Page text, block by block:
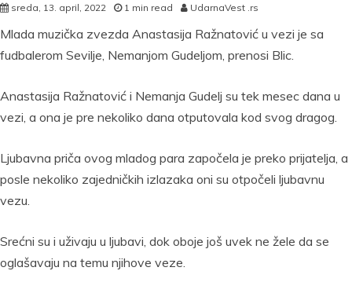
sreda, 13. april, 2022 1 min read UdarnaVest .rs
Mlada muzička zvezda Anastasija Ražnatović u vezi je sa
fudbalerom Sevilje, Nemanjom Gudeljom, prenosi Blic.
Anastasija Ražnatović i Nemanja Gudelj su tek mesec dana u
vezi, a ona je pre nekoliko dana otputovala kod svog dragog.
Ljubavna priča ovog mladog para započela je preko prijatelja, a
posle nekoliko zajedničkih izlazaka oni su otpočeli ljubavnu
vezu.
Srećni su i uživaju u ljubavi, dok oboje još uvek ne žele da se
oglašavaju na temu njihove veze.